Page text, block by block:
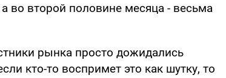
во второй половине месяца - весьма
рынка просто дожидались
кто-то воспримет это как шутку, то